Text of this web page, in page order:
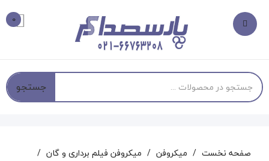
0
جستجو
صفحه نخست میکروفن میکروفن فیلم برداری و گان